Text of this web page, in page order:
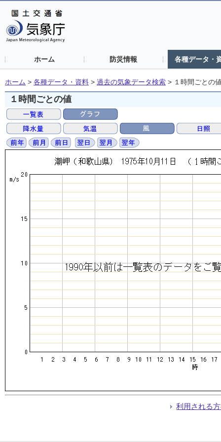
ホーム 防災情報 各種データ・
ホーム > 各種データ・資料 > 過去の気象データ検索 > １時間ごとの
１時間ごとの値
利用される